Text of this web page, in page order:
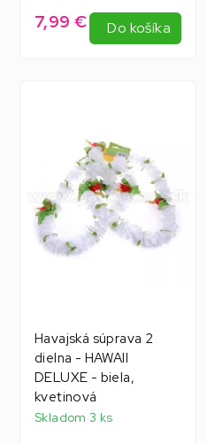
7,99 € Do košíka
Havajská súprava 2
dielna - HAWAII
DELUXE - biela,
kvetinová
Skladom 3 ks